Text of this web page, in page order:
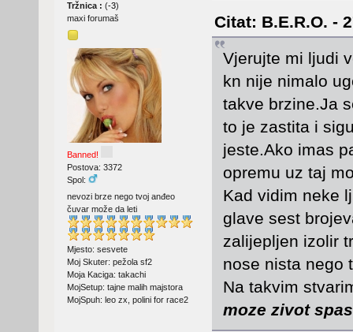
Tržnica : (-3)
maxi forumaš
Banned!
Postova: 3372
Spol:
nevozi brze nego tvoj anđeo
čuvar može da leti
Mjesto: sesvete
Moj Skuter: pežola sf2
Moja Kaciga: takachi
MojSetup: tajne malih majstora
MojSpuh: leo zx, polini for race2
Citat: B.E.R.O. -
Vjerujte mi ljudi
kn nije nimalo
takve brzine.Ja
to je zastita i
jeste.Ako imas
opremu uz taj
Kad vidim neke
glave sest
zalijepljen izolir
nose nista nego
Na takvim
moze zivot